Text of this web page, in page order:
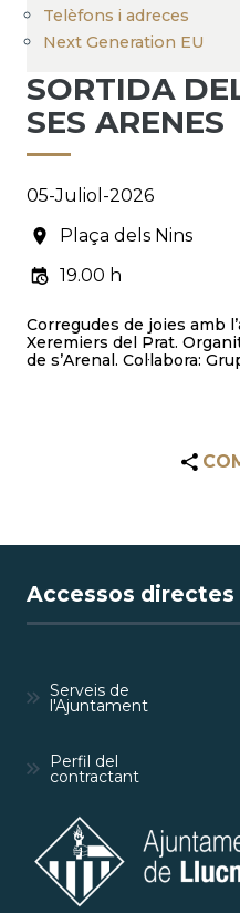
Telèfons i adreces
Next Generation EU
SORTIDA
SES ARENES
05-Juliol-2026
Plaça dels Nins
19.00 h
Corregudes de joies amb
Xeremiers del Prat.
de s’Arenal. Col·labora:
Accessos directes
Serveis de
l'Ajuntament
Perfil del
contractant